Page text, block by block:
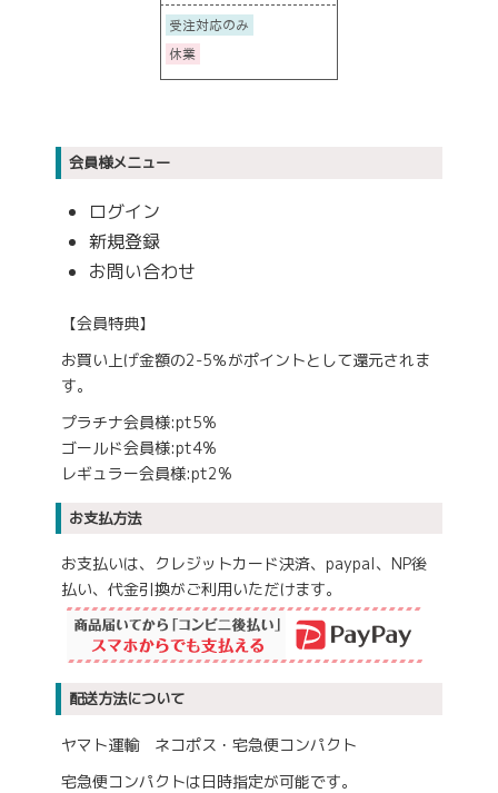
会員様メニュー
ログイン
新規登録
お問い合わせ
【会員特典】
お買い上げ金額の2-5％がポイントとして還元されま
す。
プラチナ会員様:pt5%
ゴールド会員様:pt4%
レギュラー会員様:pt2%
お支払方法
お支払いは、クレジットカード決済、paypal、NP後
払い、代金引換がご利用いただけます。
配送方法について
ヤマト運輸 ネコポス・宅急便コンパクト
宅急便コンパクトは日時指定が可能です。